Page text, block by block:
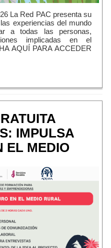
La Red PAC presenta su
experiencias del mundo
a todas las personas,
implicadas en el
AQUÍ PARA ACCEDER
IMPULSA
EL MEDIO